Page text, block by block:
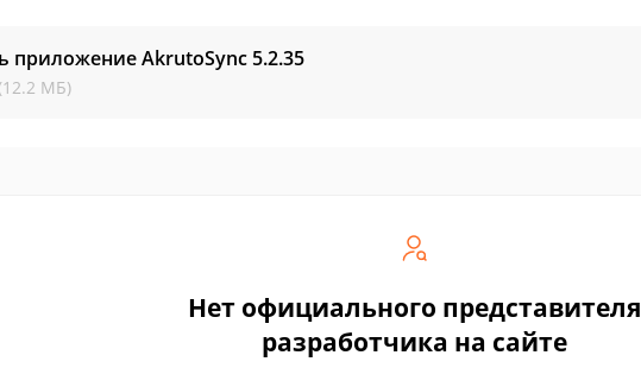
приложение AkrutoSync 5.2.35
МБ)
Нет официального представителя
разработчика на сайте